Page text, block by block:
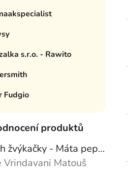
s.r.o. - Rawito
Fudgio
produktů
Peppersmith žvýkačky - Máta peprná, 15 g
je 5 z 5 hvězdiček.
Vrindavani Matouš